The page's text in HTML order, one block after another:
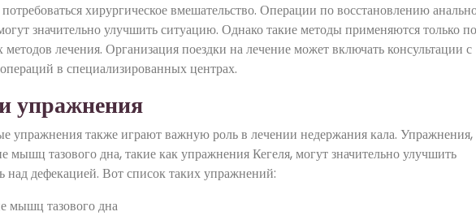
хирургическое вмешательство. Операции по восстановлению
значительно улучшить ситуацию. Однако такие методы применяются только
лечения. Организация поездки на лечение может включать консультации с
в специализированных центрах.
упражнения
упражнения также играют важную роль в лечении недержания кала. Упражнения,
мышц тазового дна, такие как упражнения Кегеля, могут значительно улучшить
дефекацией. Вот список таких упражнений:
мышц тазового дна